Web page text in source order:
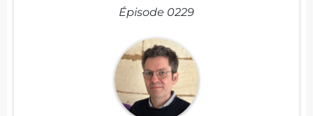
Épisode 0229